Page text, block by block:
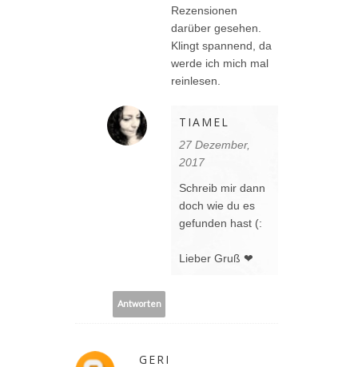
Rezensionen
darüber gesehen.
Klingt spannend, da
werde ich mich mal
reinlesen.
TIAMEL
27 Dezember,
2017
Schreib mir dann
doch wie du es
gefunden hast (:
Lieber Gruß ❤
Antworten
GERI